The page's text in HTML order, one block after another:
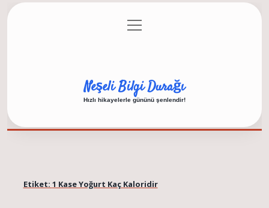
Gizlilik Politikası
menüyü
aç
Neşeli Bilgi Durağı
Hızlı hikayelerle gününü şenlendir!
Etiket: 1 Kase Yoğurt Kaç Kaloridir